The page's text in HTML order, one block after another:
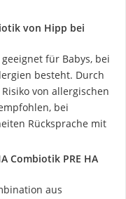
von Hipp bei
geeignet für Babys, bei
besteht. Durch
von allergischen
bei
Rücksprache mit
Combiotik PRE HA
aus